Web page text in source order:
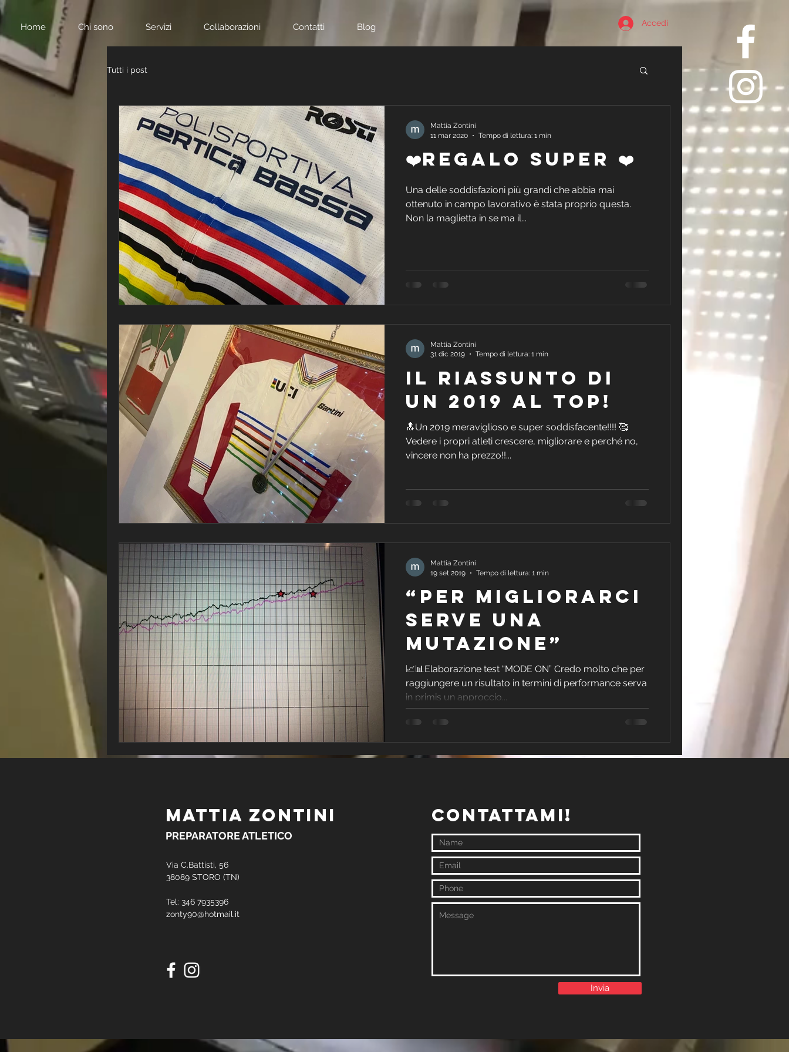
Home Chi sono Servizi Collaborazioni Contatti Blog Accedi
Tutti i post
❤️Regalo super ❤️
Una delle soddisfazioni più grandi che abbia mai
ottenuto in campo lavorativo è stata proprio questa.
Non la maglietta in se ma il...
Mattia Zontini
11 mar 2020
Tempo di lettura: 1 min
Il riassunto di
un 2019 al top!
🔝Un 2019 meraviglioso e super soddisfacente!!!! 🥰
Vedere i propri atleti crescere, migliorare e perché no,
vincere non ha prezzo!!...
Mattia Zontini
31 dic 2019
Tempo di lettura: 1 min
“Per migliorarci
serve una
mutazione”
📈📊Elaborazione test “MODE ON” Credo molto che per
raggiungere un risultato in termini di performance serva
in primis un approccio...
Mattia Zontini
19 set 2019
Tempo di lettura: 1 min
© 2023 by Fitness Coach. Proudly created withWix.com
MATTIA ZONTINI
PREPARATORE ATLETICO
Via C.Battisti, 56
38089 STORO (TN)
Tel: 346 7935396
zonty90@hotmail.it
contattami!
Invia